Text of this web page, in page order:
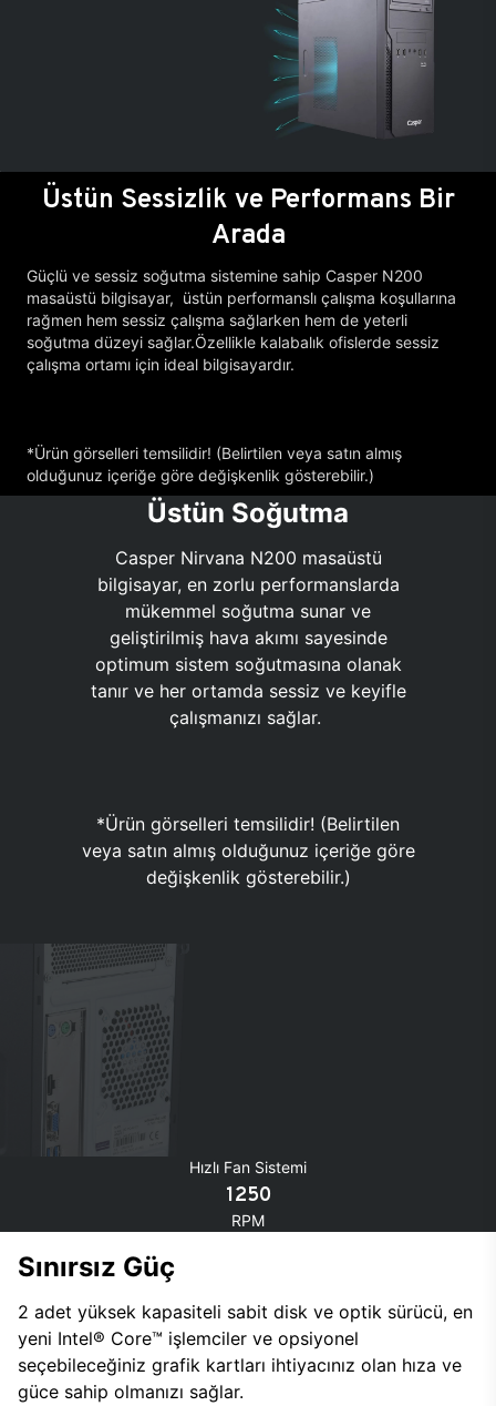
Üstün Sessizlik ve Performans Bir
Arada
Güçlü ve sessiz soğutma sistemine sahip Casper N200
masaüstü bilgisayar, üstün performanslı çalışma koşullarına
rağmen hem sessiz çalışma sağlarken hem de yeterli
soğutma düzeyi sağlar.Özellikle kalabalık ofislerde sessiz
çalışma ortamı için ideal bilgisayardır.
*Ürün görselleri temsilidir! (Belirtilen veya satın almış
olduğunuz içeriğe göre değişkenlik gösterebilir.)
Üstün Soğutma
Casper Nirvana N200 masaüstü
bilgisayar, en zorlu performanslarda
mükemmel soğutma sunar ve
geliştirilmiş hava akımı sayesinde
optimum sistem soğutmasına olanak
tanır ve her ortamda sessiz ve keyifle
çalışmanızı sağlar.
*Ürün görselleri temsilidir! (Belirtilen
veya satın almış olduğunuz içeriğe göre
değişkenlik gösterebilir.)
Hızlı Fan Sistemi
1250
RPM
Sınırsız Güç
2 adet yüksek kapasiteli sabit disk ve optik sürücü, en
yeni Intel® Core™ işlemciler ve opsiyonel
seçebileceğiniz grafik kartları ihtiyacınız olan hıza ve
güce sahip olmanızı sağlar.